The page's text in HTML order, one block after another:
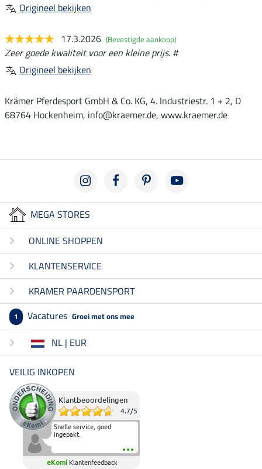
Origineel bekijken
17.3.2026 (Bevestigde aankoop)
Zeer goede kwaliteit voor een kleine prijs. #
Origineel bekijken
Krämer Pferdesport GmbH & Co. KG, 4. Industriestr. 1 + 2, D
68764 Hockenheim, info@kraemer.de, www.kraemer.de
MEGA STORES
ONLINE SHOPPEN
KLANTENSERVICE
KRAMER PAARDENSPORT
1 Vacatures Groei met ons mee
NL | EUR
VEILIG INKOPEN
Klantbeoordelingen
4.7/5
Snelle service, goed
ingepakt.
eKomi Klantenfeedback